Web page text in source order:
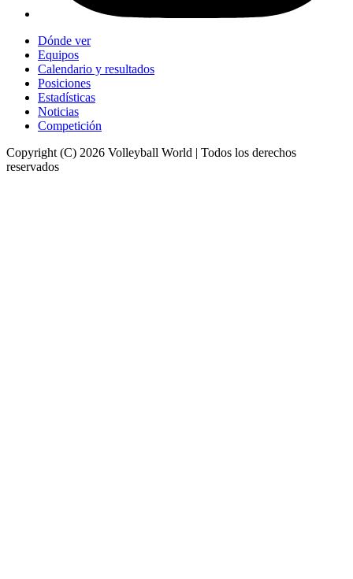
Dónde ver
Equipos
Calendario y resultados
Posiciones
Estadísticas
Noticias
Competición
Copyright (C) 2026 Volleyball World | Todos los derechos
reservados